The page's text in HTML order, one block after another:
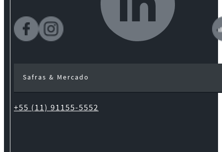
Safras & Mercado
+55 (11) 91155-5552